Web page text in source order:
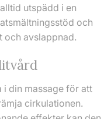
utspädd i en
och
och avslappnad.
i din massage för att
cirkulationen.